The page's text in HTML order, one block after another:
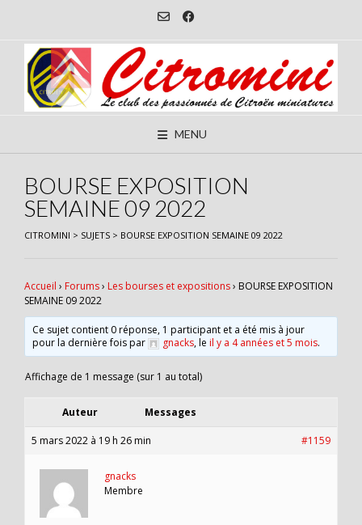
content
MENU
BOURSE EXPOSITION
SEMAINE 09 2022
CITROMINI > SUJETS > BOURSE EXPOSITION SEMAINE 09 2022
Accueil › Forums› Les bourses et expositions› BOURSE EXPOSITION
SEMAINE 09 2022
Ce sujet contient 0 réponse, 1 participant et a été mis à jour
pour la dernière fois par
gnacks, leil y a 4 années et 5 mois.
Affichage de 1 message (sur 1 au total)
Auteur Messages
5 mars 2022 à 19 h 26 min #1159
gnacks
Membre